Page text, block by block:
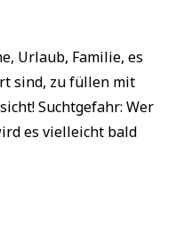
Urlaub, Familie, es
sind, zu füllen mit
Suchtgefahr: Wer
es vielleicht bald